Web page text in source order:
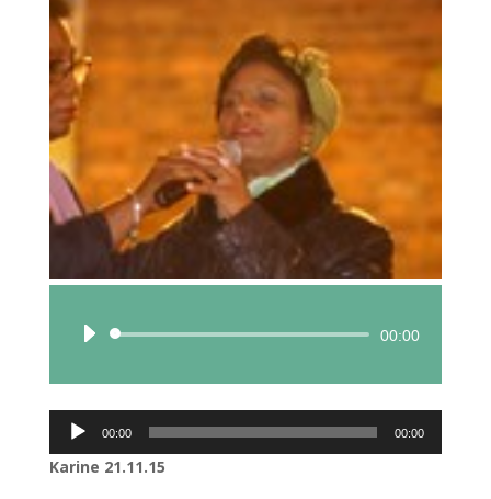
Lecteur
00:00
Lecteur
00:00 00:00
Karine 21.11.15